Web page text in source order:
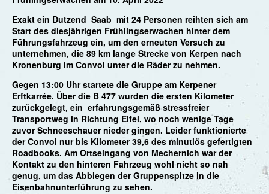
Exakt ein Dutzend Saab mit 24 Personen reihten sich am
Start des diesjährigen Frühlingserwachen hinter dem
Führungsfahrzeug ein, um den erneuten Versuch zu
unternehmen, die 89 km lange Strecke von Kerpen nach
Kronenburg im Convoi unter die Räder zu nehmen.
Gegen 13:00 Uhr startete die Gruppe am Kerpener
Erftkarrée. Über die B 477 wurden die ersten Kilometer
zurückgelegt, ein erfahrungsgemäß stressfreier
Transportweg in Richtung Eifel, wo noch wenige Tage
zuvor Schneeschauer nieder gingen. Leider funktionierte
der Convoi nur bis Kilometer 39,6 des minutiös gefertigten
Roadbooks. Am Ortseingang von Mechernich war der
Kontakt zu den hinteren Fahrzeug wohl nicht so nah
genug, um das Abbiegen der Gruppenspitze in die
Eisenbahnunterführung zu sehen.